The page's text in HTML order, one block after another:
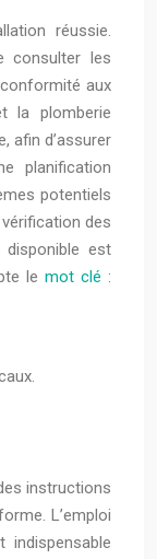
réussie.
consulter les
aux
la plomberie
afin d’assurer
planification
potentiels
des
disponible est
le mot clé :
instructions
L’emploi
indispensable